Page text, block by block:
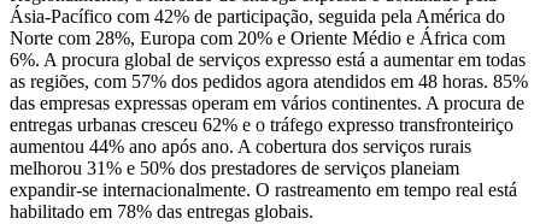
Ásia-Pacífico com 42% de participação, seguida pela América do
Norte com 28%, Europa com 20% e Oriente Médio e África com
6%. A procura global de serviços expresso está a aumentar em todas
as regiões, com 57% dos pedidos agora atendidos em 48 horas. 85%
das empresas expressas operam em vários continentes. A procura de
entregas urbanas cresceu 62% e o tráfego expresso transfronteiriço
aumentou 44% ano após ano. A cobertura dos serviços rurais
melhorou 31% e 50% dos prestadores de serviços planeiam
expandir-se internacionalmente. O rastreamento em tempo real está
habilitado em 78% das entregas globais.